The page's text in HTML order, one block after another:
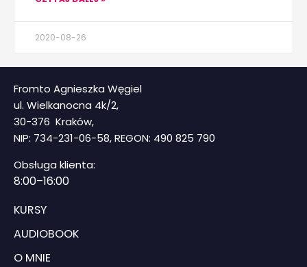
2020-08-26
Fromto Agnieszka Węgiel
ul. Wielkanocna 4k/2,
30-376 Kraków,
NIP: 734-231-06-58, REGON: 490 825 790
Obsługa klienta:
8:00–16:00
KURSY
AUDIOBOOK
O MNIE